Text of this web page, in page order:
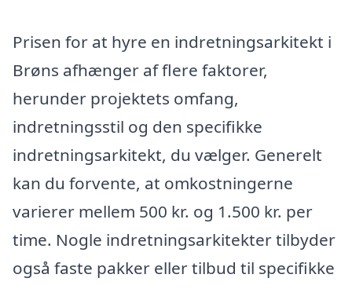
Prisen for at hyre en indretningsarkitekt i
Brøns afhænger af flere faktorer,
herunder projektets omfang,
indretningsstil og den specifikke
indretningsarkitekt, du vælger. Generelt
kan du forvente, at omkostningerne
varierer mellem 500 kr. og 1.500 kr. per
time. Nogle indretningsarkitekter tilbyder
også faste pakker eller tilbud til specifikke